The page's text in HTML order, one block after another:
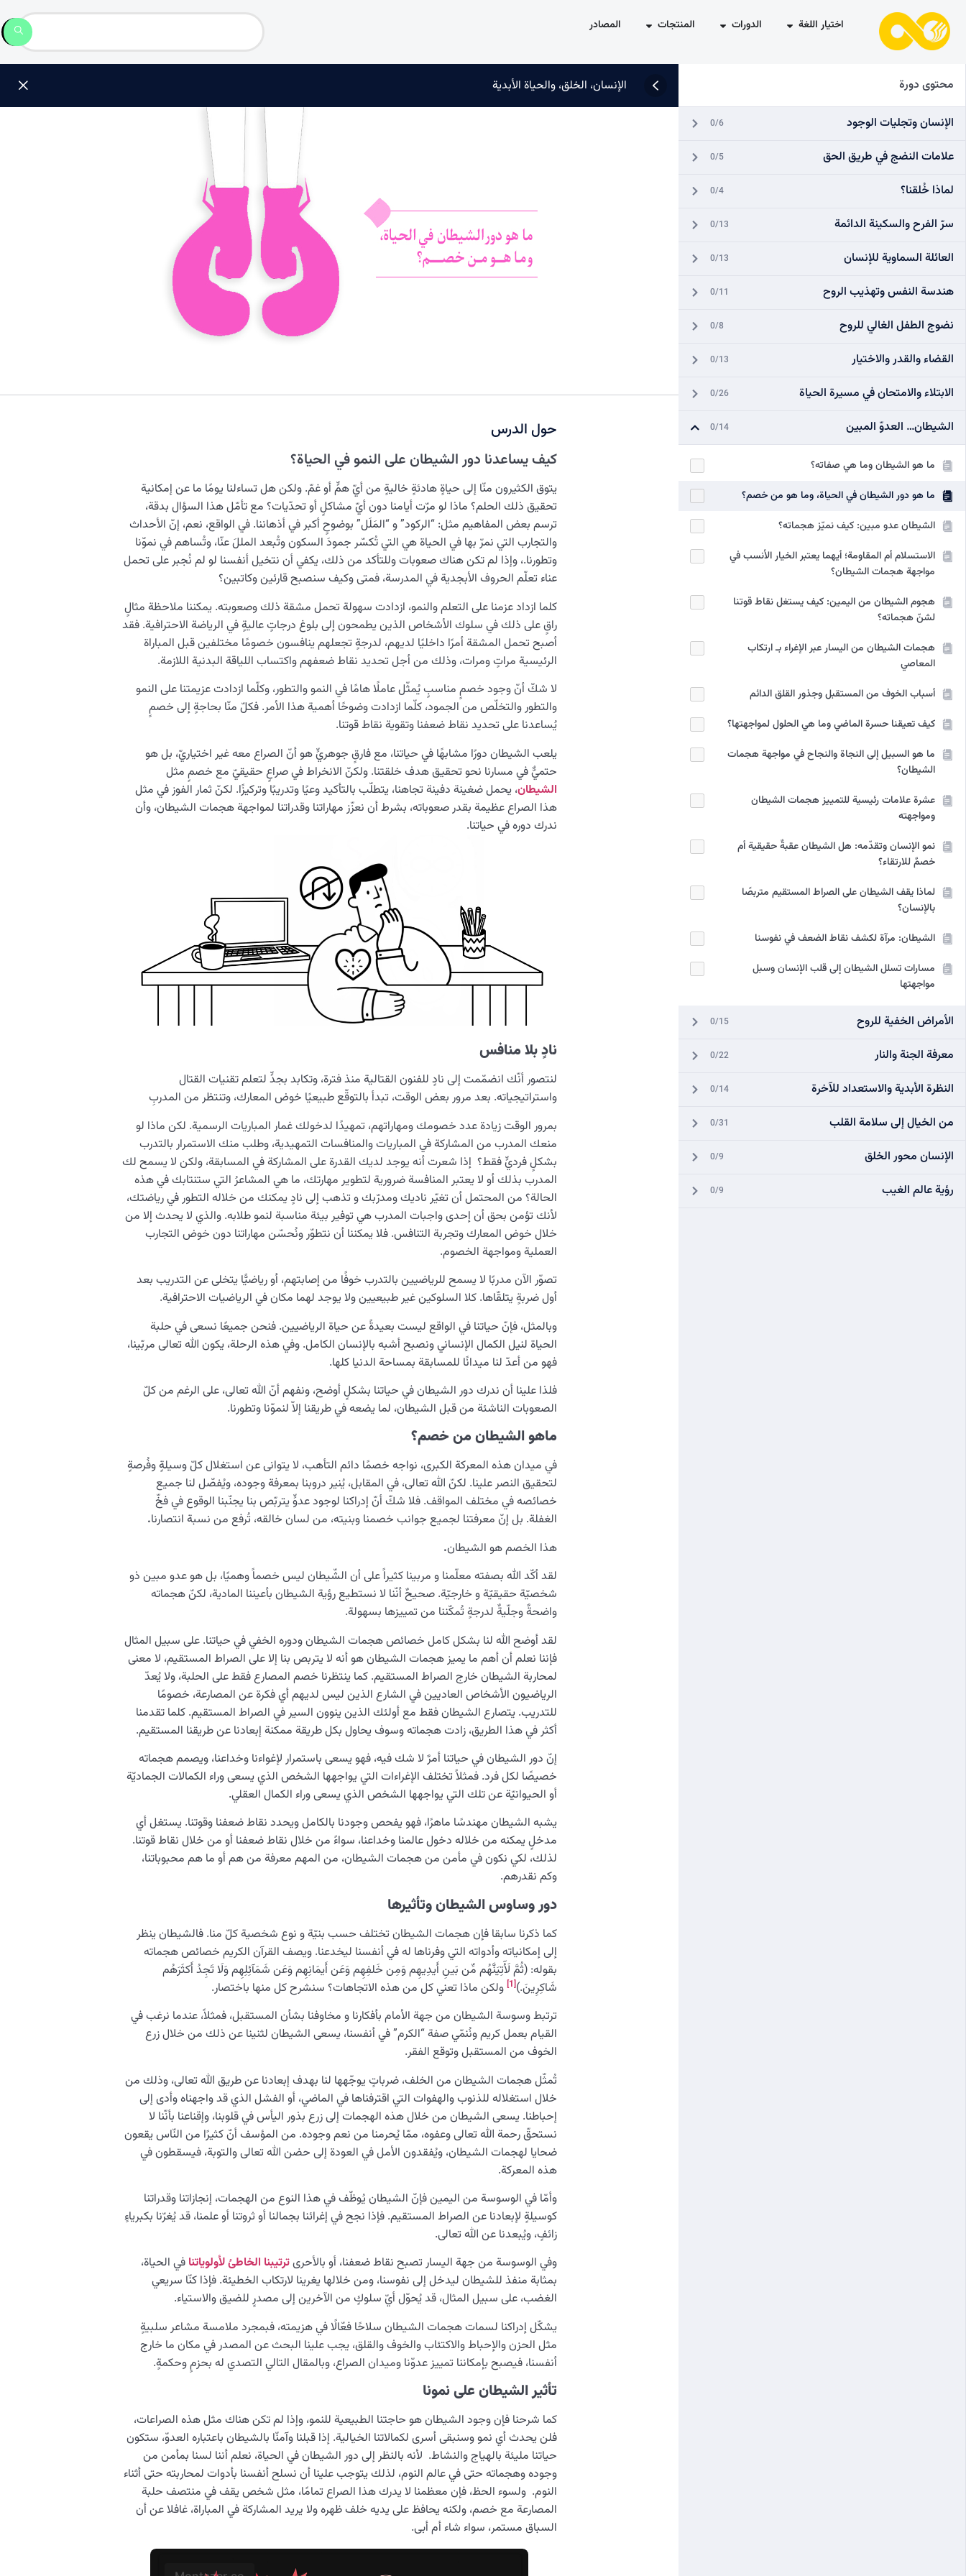
اختيار اللغة الدورات المنتجات المصادر
محتوى دورة
الإنسان وتجليات الوجود 0/6
علامات النضج في طريق الحق 0/5
لماذا خُلقنا؟ 0/4
سرّ الفرح والسكينة الدائمة 0/13
العائلة السماوية للإنسان 0/13
هندسة النفس وتهذيب الروح 0/11
نضوج الطفل الغالي للروح 0/8
القضاء والقدر والاختيار 0/13
الابتلاء والامتحان في مسيرة الحياة 0/26
الشيطان… العدوّ المبين 0/14
ما هو الشيطان وما هي صفاته؟
ما هو دور الشيطان في الحياة، وما هو من خصم؟
الشيطان عدو مبين: كيف نميّز هجماته؟
الاستسلام أم المقاومة؛ أيهما يعتبر الخيار الأنسب في
مواجهة هجمات الشيطان؟
هجوم الشيطان من اليمين: كيف يستغل نقاط قوتنا
لشنّ هجماته؟
هجمات الشيطان من الیسار عبر الإغراء بـ ارتکاب
المعاصي
أسباب الخوف من المستقبل وجذور القلق الدائم
كيف تعيقنا حسرة الماضي وما هي الحلول لمواجهتها؟
ما هو السبيل إلى النجاة والنجاح في مواجهة هجمات
الشيطان؟
عشرة علامات رئيسية للتمييز هجمات الشيطان
ومواجهته
نمو الإنسان وتقدّمه: هل الشيطان عقبةٌ حقيقية أم
خصمٌ للارتقاء؟
لماذا يقف الشيطان على الصراط المستقيم متربصًا
بالإنسان؟
الشيطان: مرآة لكشف نقاط الضعف في نفوسنا
مسارات تسلل الشيطان إلى قلب الإنسان وسبل
مواجهتها
الأمراض الخفية للروح 0/15
معرفة الجنة والنار 0/22
النظرة الأبدية والاستعداد للآخرة 0/14
من الخيال إلى سلامة القلب 0/31
الإنسان محور الخلق 0/9
رؤية عالم الغيب 0/9
الإنسان، الخلق، والحياة الأبدية
حول الدرس
كيف يساعدنا دور الشيطان على النمو في الحياة؟
يتوق الكثيرون منّا إلى حياةٍ هادئةٍ خاليةٍ من أيّ همٍّ أو غمّ. ولكن هل تساءلنا يومًا ما عن إمكانية
تحقيق ذلك الحلم؟ ماذا لو مرّت أيامنا دون أيّ مشاكلٍ أو تحدّيات؟ مع تأمّل هذا السؤال بدقة،
ترسم بعض المفاهيم مثل: “الركود” و “المَلَل” بوضوحٍ أكبر في أذهاننا. في الواقع، نعم، إنّ الأحداث
والتجارب التي نمرّ بها في الحياة هي التي تُكسّر جمودَ السكون وتُبعد المللَ عنّا، وتُساهم في نموّنا
وتطورنا.، وإذا لم تكن هناك صعوبات وللتأكد من ذلك، يكفي أن نتخيل أنفسنا لو لم نُجبر على تحمل
عناء تعلّم الحروف الأبجدية في المدرسة، فمتى وكيف سنصبح قارئين وكاتبين؟
كلما ازداد عزمنا على التعلم والنمو، ازدادت سهولة تحمل مشقة ذلك وصعوبته. يمكننا ملاحظة مثالٍ
راقٍ على ذلك في سلوك الأشخاص الذين يطمحون إلى بلوغ درجاتٍ عاليةٍ في الرياضة الاحترافية. فقد
أصبح تحمل المشقة أمرًا داخليًا لديهم، لدرجةٍ تجعلهم ينافسون خصومًا مختلفين قبل المباراة
الرئيسية مراتٍ ومرات، وذلك من أجل تحديد نقاط ضعفهم واكتساب اللياقة البدنية اللازمة.
لا شكّ أنّ وجود خصمٍ مناسبٍ يُمثّل عاملًا هامًا في النمو والتطور، وكلّما ازدادت عزيمتنا على النمو
والتطور والتخلّص من الجمود، كلّما ازدادت وضوحًا أهمية هذا الأمر. فكلّ منّا بحاجةٍ إلى خصمٍ
يُساعدنا على تحديد نقاط ضعفنا وتقوية نقاط قوتنا.
يلعب الشيطان دورًا مشابهًا في حياتنا، مع فارقٍ جوهريٍّ هو أنّ الصراع معه غير اختياريّ، بل هو
حتميٌّ في مسارنا نحو تحقيق هدف خلقتنا. ولكنّ الانخراط في صراعٍ حقيقيّ مع خصمٍ مثل
الشيطان، يحمل ضغينة دفينة تجاهنا، يتطلّب بالتأكيد وعيًا وتدريبًا وتركيزًا. لكنّ ثمار الفوز في مثل
هذا الصراع عظيمة بقدر صعوباته، بشرط أن نعزّز مهاراتنا وقدراتنا لمواجهة هجمات الشيطان، وأن
ندرك دوره في حياتنا.
نادٍ بلا منافس
لنتصور أنّك انضمّمت إلى نادٍ للفنون القتالية منذ فترة، وتكابد بجدٍّ لتعلم تقنيات القتال
واستراتيجياته. بعد مرور بعض الوقت، تبدأ بالتوقّع طبيعيًا خوض المعارك، وتنتظر من المدربِ
بمرور الوقت زيادة عدد خصومك ومهاراتهم، تمهيدًا لدخولك غمار المباريات الرسمية. لكن ماذا لو
منعك المدرب من المشاركة في المباريات والمنافسات التمهيدية، وطلب منك الاستمرار بالتدرب
بشكلٍ فرديٍّ فقط؟ إذا شعرت أنه يوجد لديك القدرة على المشاركة في المسابقة، ولكن لا يسمح لك
المدرب بذلك أو لا يعتبر المنافسة ضرورية لتطوير مهارتك، ما هي المشاعرُ التي ستنتابك في هذه
الحالة؟ من المحتمل أن تغيّر ناديك ومدرّبك و تذهب إلى نادٍ يمكنك من خلاله التطور في رياضتك،
لأنك تؤمن بحق أن إحدى واجبات المدرب هي توفير بيئة مناسبة لنمو طلابه. والذي لا يحدث إلا من
خلال خوض المعارك وتجربة التنافس. فلا يمكننا أن نتطوّر ونُحسّن مهاراتنا دون خوض التجارب
العملية ومواجهة الخصوم.
تصوّر الآن مدربًا لا يسمح للرياضيين بالتدرب خوفًا من إصابتهم، أو رياضيًّا يتخلى عن التدريب بعد
أول ضربةٍ يتلقّاها. كلا السلوكين غير طبيعيين ولا يوجد لهما مكان في الرياضيات الاحترافية.
وبالمثل، فإنّ حياتنا في الواقع ليست بعيدةً عن حياة الرياضيين. فنحن جميعًا نسعى في حلبة
الحياة لنيل الكمال الإنساني ونصبح أشبه بالإنسان الكامل. وفي هذه الرحلة، يكون الله تعالى مربّينا،
فهو من أعدّ لنا ميدانًا للمسابقة بمساحة الدنيا كلها.
فلذا علينا أن ندرك دور الشيطان في حياتنا بشكلٍ أوضح، ونفهم أنّ الله تعالى، على الرغم من كلّ
الصعوبات الناشئة من قبل الشيطان، لما يضعه في طريقنا إلاّ لنموّنا وتطورنا.
ماهو الشيطان من خصم؟
في ميدان هذه المعركة الكبرى، نواجه خصمًا دائم التأهب، لا يتوانى عن استغلال كلّ وسيلةٍ وفُرصةٍ
لتحقيق النصر علينا. لكنّ الله تعالى، في المقابل، يُنير دروبنا بمعرفة وجوده، ويُفصّل لنا جميع
خصائصه في مختلف المواقف. فلا شكّ أنّ إدراكنا لوجود عدوٍّ يتربّص بنا يجنّبنا الوقوع في فخّ
الغفلة. بل إنّ معرفتنا لجميع جوانب خصمنا وبنيته، من لسان خالقه، تُرفع من نسبة انتصارنا.
هذا الخصم هو الشيطان.
لقد أكّد الله بصفته معلّمنا و مربينا كثيراً على أن الشّيطان ليس خصماً وهميًا، بل هو عدو مبين ذو
شخصيّة حقيقيّة و خارجيّة. صحيحٌ أنّنا لا نستطيع رؤية الشيطان بأعيننا المادية، لكنّ هجماته
واضحةٌ وجلّيةٌ لدرجةٍ تُمكّننا من تمييزها بسهولة.
لقد أوضح الله لنا بشكل كامل خصائص هجمات الشيطان ودوره الخفي في حياتنا. على سبيل المثال
فإننا نعلم أن أهم ما يميز هجمات الشيطان هو أنه لا يتربص بنا إلا على الصراط المستقيم، لا معنى
لمحاربة الشيطان خارج الصراط المستقيم. كما ينتظرنا خصم المصارع فقط على الحلبة، ولا يُعدّ
الرياضيون الأشخاص العاديين في الشارع الذين ليس لديهم أي فكرة عن المصارعة، خصومًا
للتدريب. يتصارع الشيطان فقط مع أولئك الذين ينوون السير في الصراط المستقيم. كلما تقدمنا ​​
أكثر في هذا الطريق، زادت هجماته وسوف يحاول بكل طريقة ممكنة إبعادنا عن طريقنا المستقيم.
إنّ دور الشيطان في حياتنا أمرٌ لا شك فيه، فهو يسعى باستمرار لإغواءنا وخداعنا، ويصمم هجماته
خصيصًا لكل فرد. فمثلاً تختلف الإغراءات التي يواجهها الشخص الذي يسعى وراء الكمالات الجماديّة
أو الحيوانيّة عن تلك التي يواجهها الشخص الذي يسعى وراء الكمال العقلي.
يشبه الشيطان مهندسًا ماهرًا، فهو يفحص وجودنا بالكامل ويحدد نقاط ضعفنا وقوتنا. يستغل أي
مدخلٍ يمكنه من خلاله دخول عالمنا وخداعنا، سواءً من خلال نقاط ضعفنا أو من خلال نقاط قوتنا.
لذلك، لكي نكون في مأمن من هجمات الشيطان، من المهم معرفة من هم أو ما هم محبوباتنا،
وكم نقدرهم.
دور وساوس الشيطانوتأثيرها
كما ذكرنا سابقا فإن هجمات الشيطان تختلف حسب بنيّة و نوع شخصية كلّ منا. فالشيطان ينظر
إلى إمكانياته وأدواته التي وفرناها له في أنفسنا ليخدعنا. ويصف القرآن الكريم خصائص هجماته
بقوله: (ثُمَّ لَأٓتِيَنَّهُم مِّن بَينِ أَيدِيهِم وَمِن خَلفِهِم وَعَن أَيمَانِهِم وَعَن شَمَآئِلِهِم وَلَا تَجِدُ أَكثَرَهُم
شَاكِرِينَ.)[1]
ولكن ماذا تعني كل من هذه الاتجاهات؟ سنشرح كل منها باختصار.
ترتبط وسوسة الشيطان من جهة الأمام بأفكارنا و مخاوفنا بشأن المستقبل، فمثلاً، عندما نرغب في
القيام بعمل كريم ونُنمّي صفة “الكرم” في أنفسنا، يسعى الشيطان لثنينا عن ذلك من خلال زرع
الخوف من المستقبل وتوقع الفقر.
تُمثّل هجمات الشيطان من الخلف، ضرباتٍ يوجّهها لنا بهدف إبعادنا عن طريق الله تعالى، وذلك من
خلال استغلاله للذنوب والهفوات التي اقترفناها في الماضي، أو الفشل الذي قد واجهناه وأدى إلى
إحباطنا. يسعى الشيطان من خلال هذه الهجمات إلى زرع بذور اليأس في قلوبنا، وإقناعنا بأنّنا لا
نستحقّ رحمة الله تعالى وعفوه، ممّا يُحرمنا من نعم وجوده. من المؤسف أنّ كثيرًا من النّاس يقعون
ضحايا لهجمات الشيطان، ويُفقدون الأمل في العودة إلى حضن الله تعالى والتوبة، فيسقطون في
هذه المعركة.
وأمّا في الوسوسة من اليمين فإنّ الشيطان يُوظّف في هذا النوع من الهجمات، إنجازاتنا وقدراتنا
كوسيلةٍ لإبعادنا عن الصراط المستقيم. فإذا نجح في إغرائنا بجمالنا أو ثروتنا أو علمنا، قد يُغرّنا بكبرياءٍ
زائفٍ، ويُبعدنا عن الله تعالى.
وفي الوسوسة من جهة اليسار تصبح نقاط ضعفنا، أو بالأحرىترتيبنا الخاطئ لأولوياتنا في الحياة،
بمثابة منفذ للشيطان ليدخل إلى نفوسنا، ومن خلالها يغرينا لارتكاب الخطيئة. فإذا كنّا سريعي
الغضب، على سبيل المثال، قد يُحوّل أيّ سلوكٍ من الآخرين إلى مصدرٍ للضيق والاستياء.
يشكّل إدراكنا لسمات هجمات الشيطان سلاحًا فعّالًا في هزيمته، فبمجرد ملامسة مشاعر سلبيةٍ
مثل الحزن والإحباط والاكتئاب والخوف والقلق، يجب علينا البحث عن المصدر في مكان ما خارج
أنفسنا، فيصبح بإمكاننا تمييز عدوّنا وميدان الصراع، وبالمقال التالي التصدي له بحزمٍ وحكمةٍ.
تأثير الشيطان على نمونا
كما شرحنا فإن وجود الشيطان هو حاجتنا الطبيعية للنمو، وإذا لم تكن هناك مثل هذه الصراعات،
فلن يحدث أي نمو وسنبقى أسرى لكمالاتنا الخيالية. إذا قبلنا وآمنّا بالشيطان باعتباره العدوّ، ستكون
حياتنا مليئة بالهياج والنشاط. لأنه بالنظر إلى دور الشيطان في الحياة، نعلم أننا لسنا بمأمن من
وجوده وهجماته حتى في عالم النوم، لذلك يتوجب علينا أن نسلح أنفسنا بأدوات لمحاربته حتى أثناء
النوم. ولسوء الحظ، فإن معظمنا لا يدرك هذا الصراع تمامًا، مثل شخص يقف في منتصف حلبة
المصارعة مع خصم، ولكنه يحافظ على يديه خلف ظهره ولا يريد المشاركة في المباراة، غافلا عن أن
السباق مستمر، سواء شاء أم أبى.